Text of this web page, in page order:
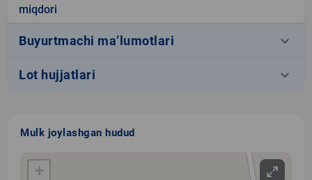
miqdori
Buyurtmachi ma’lumotlari keyboard_arrow_down
Lot hujjatlari keyboard_arrow_down
Mulk joylashgan hudud
+